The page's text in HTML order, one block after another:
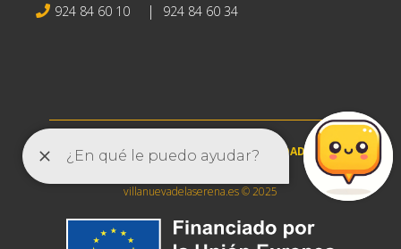
924 84 60 10 | 924 84 60 34
AVISO LEGAL|POLÍTICA DE PRIVACIDAD
villanuevadelaserena.es © 2025